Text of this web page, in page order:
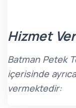
Hizmet
Batman Petek
içerisinde
vermektedir: